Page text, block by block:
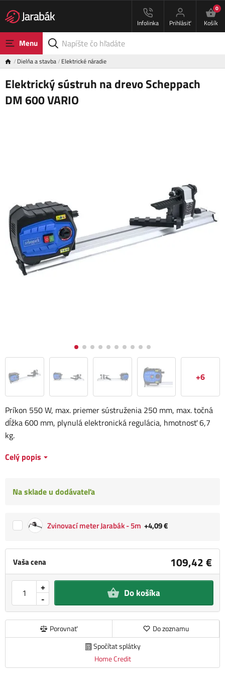
Infolinka Prihlásiť
0
Košík
Menu
Dielňa a stavba Elektrické náradie
Elektrický sústruh na drevo Scheppach
DM 600 VARIO
+6
Vaša cena 109,42 €
-
+ Do košíka
Porovnať
Do zoznamu
Spočítat splátky
Home Credit
Príkon 550 W, max. priemer sústruženia 250 mm, max. točná
dĺžka 600 mm, plynulá elektronická regulácia, hmotnosť 6,7
kg.
Celý popis
Na sklade u dodávateľa
Zvinovací meter Jarabák - 5m +4,09 €